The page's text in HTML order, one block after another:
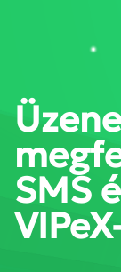
SMS